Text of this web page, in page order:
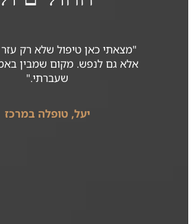
"מצאתי כאן טיפול שלא רק עזר
אלא גם לנפש. מקום שמבין
שעברתי."
יעל, טופלה במרכז